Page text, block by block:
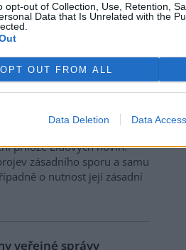
opt-out of Collection, Use, Retention,
Data that Is Unrelated with the
OPT OUT FROM ALL
Data Deletion Data Access
aspekt Klausova myšlení, i
Dokonce chci ukázat, že
dostaneme
na mysli spor o to, jestli v
o zájmy. Jsem přesvědčen,
někdy skrývají za hesla o
mi ale abych předeslal, že
jen za předvolební
příloze Lidových novin.
zásadního sporu a samu
o nutnost její zásadní
veřejné správy